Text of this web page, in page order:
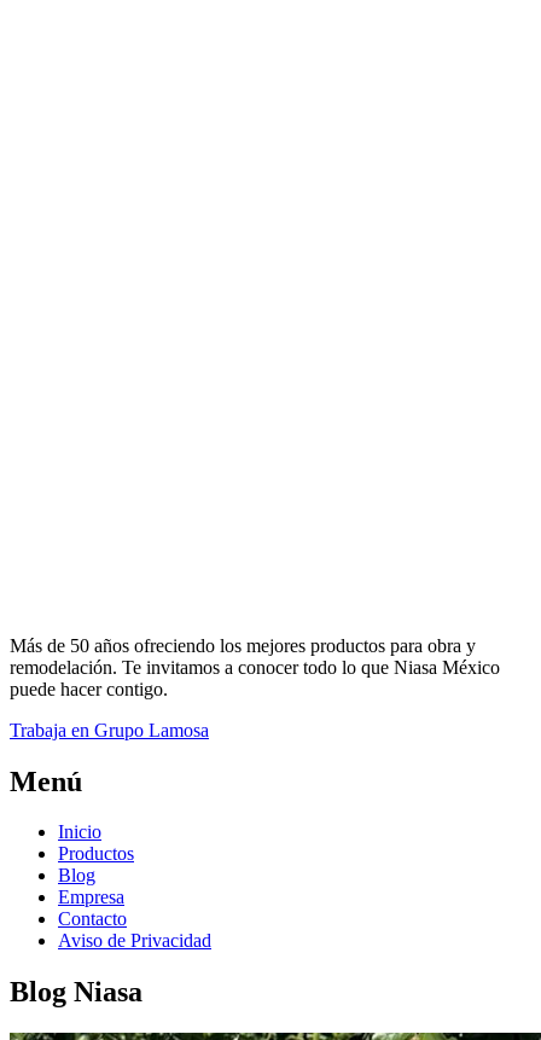
Más de 50 años ofreciendo los mejores productos para obra y
remodelación. Te invitamos a conocer todo lo que Niasa México
puede hacer contigo.
Trabaja en Grupo Lamosa
Menú
Inicio
Productos
Blog
Empresa
Contacto
Aviso de Privacidad
Blog Niasa